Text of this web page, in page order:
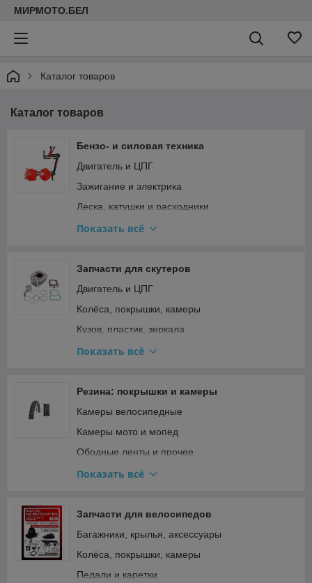
МИРМОТО.БЕЛ
Каталог товаров
Каталог товаров
Бензо- и силовая техника
Двигатель и ЦПГ
Зажигание и электрика
Леска, катушки и расходники
Прочее
Ремкомплекты и прокладки
Стартер и сцепление
Топливная система и карбюратор
Фильтры
Шины и цепи для бензопил
Показать всё
Запчасти для скутеров
Двигатель и ЦПГ
Колёса, покрышки, камеры
Кузов, пластик, зеркала
Освещение и поворотники
Прочее
Ремкомплекты, прокладки, подшипники
Сиденья
Стартер и кикстартер
Топливная система и карбюратор
Трансмиссия (сцепление, вариатор, цепи)
Фильтры
Электрооборудование и зажигание
Показать всё
Резина: покрышки и камеры
Камеры велосипедные
Камеры мото и мопед
Ободные ленты и прочее
Покрышки велосипедные
Покрышки мото и мопед
Показать всё
Запчасти для велосипедов
Багажники, крылья, аксессуары
Колёса, покрышки, камеры
Педали и каретки